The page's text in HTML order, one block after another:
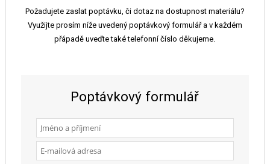
Požadujete zaslat poptávku, či dotaz na dostupnost materiálu?
Využijte prosím níže uvedený poptávkový formulář a v každém
přápadě uveďte také telefonní číslo děkujeme.
Poptávkový formulář